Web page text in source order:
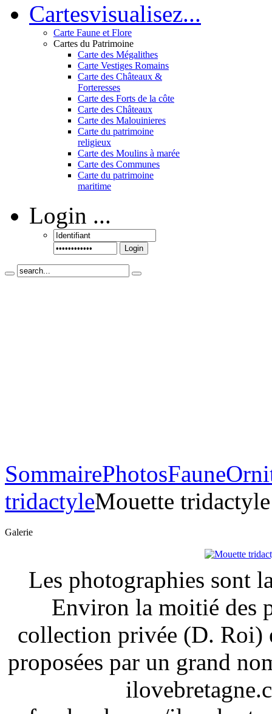
Cartesvisualisez...
Carte Faune et Flore
Cartes du Patrimoine
Carte des Mégalithes
Carte Vestiges Romains
Carte des Châteaux &
Forteresses
Carte des Forts de la côte
Carte des Châteaux
Carte des Malouinieres
Carte du patrimoine
religieux
Carte des Moulins à marée
Carte des Communes
Carte du patrimoine
maritime
Login ...
Login
SommairePhotosFaune
tridactyleMouette
Galerie
Les photographies sont
Environ la moitié des
collection privée (D. Roi)
proposées par un grand